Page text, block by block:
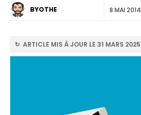
BYOTHE 8 MAI 2014
↻ ARTICLE MIS À JOUR LE 31 MARS 2025